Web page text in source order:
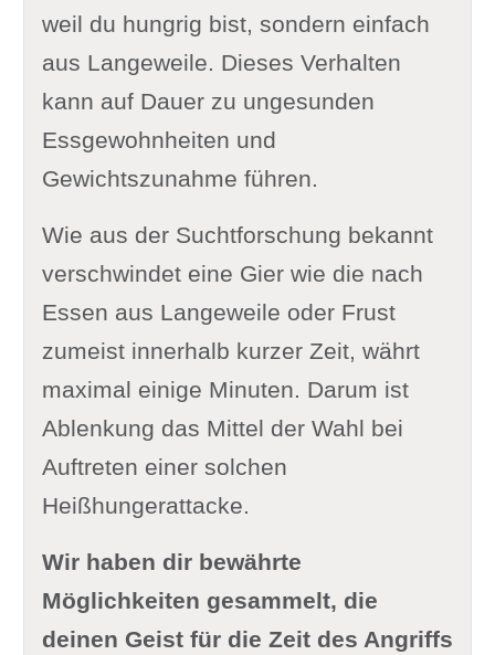
weil du hungrig bist, sondern einfach
aus Langeweile. Dieses Verhalten
kann auf Dauer zu ungesunden
Essgewohnheiten und
Gewichtszunahme führen.
Wie aus der Suchtforschung bekannt
verschwindet eine Gier wie die nach
Essen aus Langeweile oder Frust
zumeist innerhalb kurzer Zeit, währt
maximal einige Minuten. Darum ist
Ablenkung das Mittel der Wahl bei
Auftreten einer solchen
Heißhungerattacke.
Wir haben dir bewährte
Möglichkeiten gesammelt, die
deinen Geist für die Zeit des Angriffs